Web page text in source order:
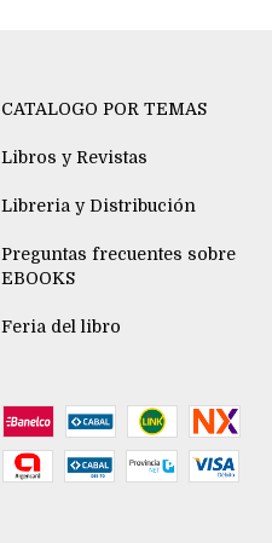
CATALOGO POR TEMAS
Libros y Revistas
Libreria y Distribución
Preguntas frecuentes sobre
EBOOKS
Feria del libro